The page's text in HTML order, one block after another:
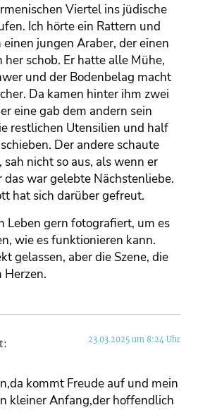
Viertel ins jüdische
Ich hörte ein Rattern und
jungen Araber, der einen
her schob. Er hatte alle Mühe,
und der Bodenbelag macht
Da kamen hinter ihm zwei
eine gab dem andern sein
restlichen Utensilien und half
Der andere schaute
nicht so aus, als wenn er
war gelebte Nächstenliebe.
hat sich darüber gefreut.
Leben gern fotografiert, um es
wie es funktionieren kann.
gelassen, aber die Szene, die
Herzen.
23.03.2025 um 8:24 Uhr
kommt Freude auf und mein
kleiner Anfang,der hoffendlich